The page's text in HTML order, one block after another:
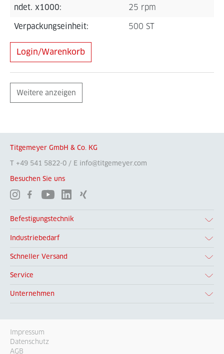
ndet. x1000: 25 rpm
Verpackungseinheit: 500 ST
Login/Warenkorb
Weitere anzeigen
Titgemeyer GmbH & Co. KG
T +49 541 5822-0 / E info@titgemeyer.com
Besuchen Sie uns
Befestigungstechnik
Industriebedarf
Schneller Versand
Service
Unternehmen
Impressum
Datenschutz
AGB